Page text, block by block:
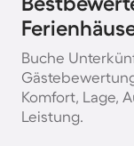
Buche
Komfort, Lage,
Leistung.